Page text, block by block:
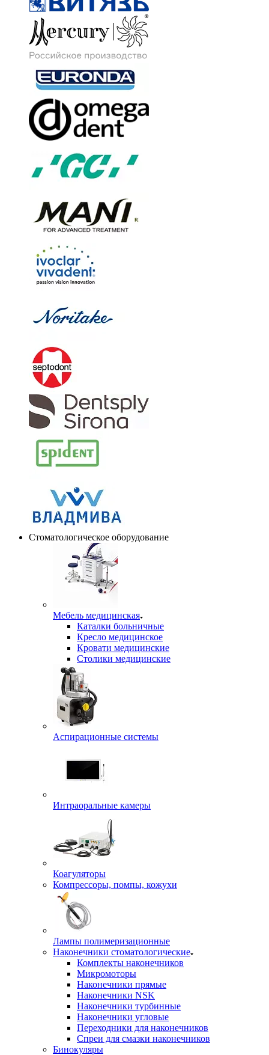
Стоматологическое оборудование
Мебель медицинская
Каталки больничные
Кресло медицинское
Кровати медицинские
Столики медицинские
Аспирационные системы
Интраоральные камеры
Коагуляторы
Компрессоры, помпы, кожухи
Лампы полимеризационные
Наконечники стоматологические
Комплекты наконечников
Микромоторы
Наконечники прямые
Наконечники NSK
Наконечники турбинные
Наконечники угловые
Переходники для наконечников
Спреи для смазки наконечников
Бинокуляры